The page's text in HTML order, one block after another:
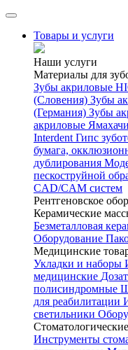
Товары и услуги
Наши услуги
Материалы для
Зубы акриловые
(Словения) Зубы
(Германия) Зубы
акриловые Ямахачи
Interdent Гипс
бумага,
дублирования
пескоструйной
CAD/CAM систем
Рентгеновское
Керамические
Безметалловая
Оборудование
Медицинские
Укладки и наборы
медицинские
полисиндромные
для реабилитации
светильники
Инструменты